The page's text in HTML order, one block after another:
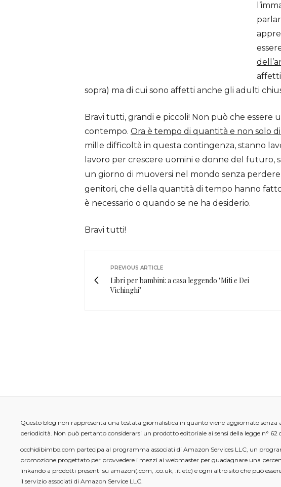
affetti
sopra) ma di cui sono affetti anche gli adulti
Bravi tutti, grandi e piccoli! Non può che essere
contempo. Ora è tempo di quantità e non solo
mille difficoltà in questa contingenza, stanno
lavoro per crescere uomini e donne del futuro,
un giorno di muoversi nel mondo senza perdere
genitori, che della quantità di tempo hanno
è necessario o quando se ne ha desiderio.
Bravi tutti!
PREVIOUS ARTICLE
Libri per bambini: a casa leggendo "Miti e Dei
Vichinghi"
Questo blog non rappresenta una testata giornalistica in quanto viene aggiornato senza
periodicità. Non può pertanto considerarsi un prodotto editoriale ai sensi della legge n° 62
occhidibimbo.com partecipa al programma associati di Amazon Services LLC, un
promozione progettato per provvedere i mezzi ai webmaster per guadagnare una
linkando a prodotti presenti su amazon(.com, .co.uk, .it etc) e ogni altro sito che può
il servizio associati di Amazon Service LLC.